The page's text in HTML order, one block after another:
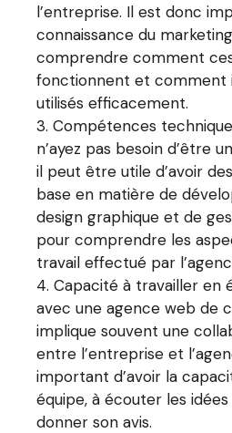
l’entreprise. Il est donc
connaissance du
comprendre comment
fonctionnent et comment
utilisés efficacement.
Compétences
n’ayez pas besoin d’être
il peut être utile d’avoir
base en matière de
design graphique et de
pour comprendre les
travail effectué par
Capacité à travailler en
avec une agence web de
implique souvent une
entre l’entreprise et
important d’avoir la
équipe, à écouter les
donner son avis.